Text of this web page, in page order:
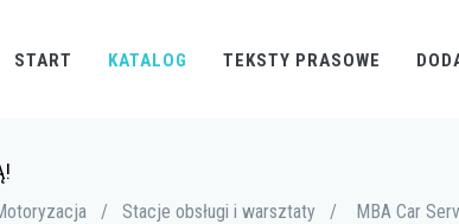
START KATALOG TEKSTY PRASOWE
/ Stacje obsługi i warsztaty / MBA Car